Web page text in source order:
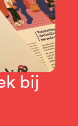
bij